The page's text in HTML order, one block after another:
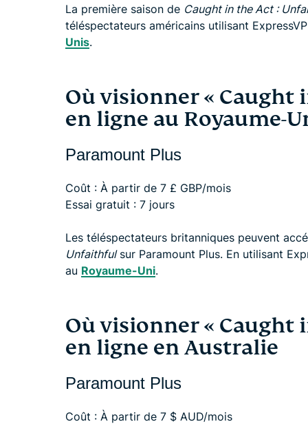
La première saison de Caught in the Act :
téléspectateurs américains utilisant
Unis.
Où visionner « Caught
en ligne au Royaume-
Paramount Plus
Coût : À partir de 7 £ GBP/mois
Essai gratuit : 7 jours
Les téléspectateurs britanniques peuvent
Unfaithfulsur Paramount Plus. En utilisant
au Royaume-Uni.
Où visionner « Caught
en ligne en Australie
Paramount Plus
Coût : À partir de 7 $ AUD/mois